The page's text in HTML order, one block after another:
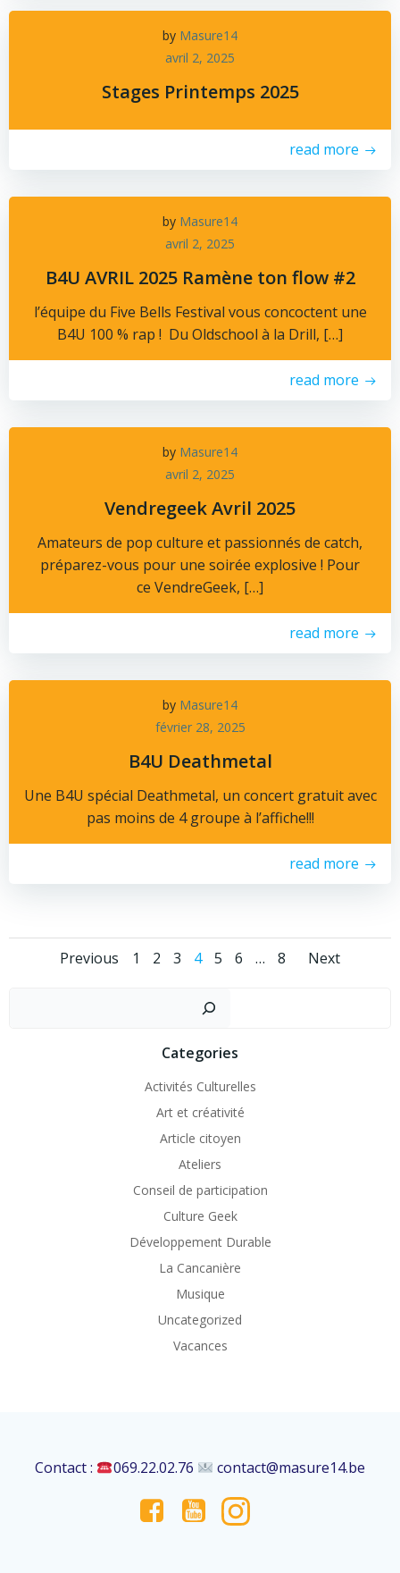
by Masure14
avril 2, 2025
Stages Printemps 2025
read more
by Masure14
avril 2, 2025
B4U AVRIL 2025 Ramène ton flow #2
l’équipe du Five Bells Festival vous concoctent une
B4U 100 % rap ! Du Oldschool à la Drill, […]
read more
by Masure14
avril 2, 2025
Vendregeek Avril 2025
Amateurs de pop culture et passionnés de catch,
préparez-vous pour une soirée explosive ! Pour
ce VendreGeek, […]
read more
by Masure14
février 28, 2025
B4U Deathmetal
Une B4U spécial Deathmetal, un concert gratuit avec
pas moins de 4 groupe à l’affiche!!!
read more
Posts
navigation
Previous
Posts
navigation
Page
1 Page
2 Page
3 Page
4 Page
5 Page
6 … Page
8
Posts
Next
Categories
Activités Culturelles
Art et créativité
Article citoyen
Ateliers
Conseil de participation
Culture Geek
Développement Durable
La Cancanière
Musique
Uncategorized
Vacances
Contact : 069.22.02.76 contact@masure14.be